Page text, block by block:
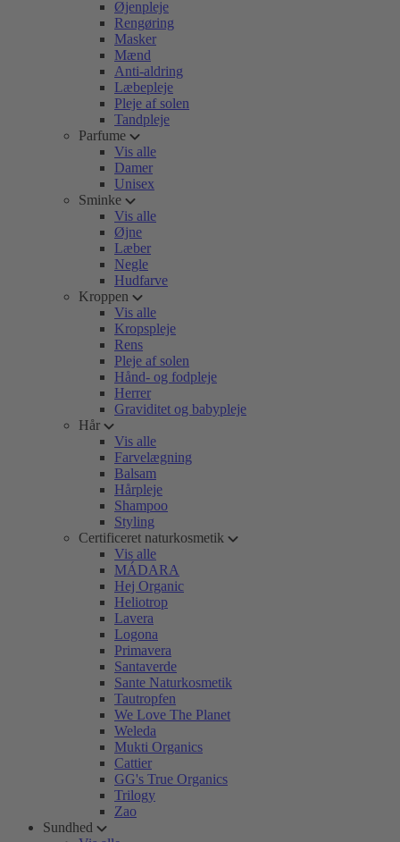
Øjenpleje
Rengøring
Masker
Mænd
Anti-aldring
Læbepleje
Pleje af solen
Tandpleje
Parfume
Vis alle
Damer
Unisex
Sminke
Vis alle
Øjne
Læber
Negle
Hudfarve
Kroppen
Vis alle
Kropspleje
Rens
Pleje af solen
Hånd- og fodpleje
Herrer
Graviditet og babypleje
Hår
Vis alle
Farvelægning
Balsam
Hårpleje
Shampoo
Styling
Certificeret naturkosmetik
Vis alle
MÁDARA
Hej Organic
Heliotrop
Lavera
Logona
Primavera
Santaverde
Sante Naturkosmetik
Tautropfen
We Love The Planet
Weleda
Mukti Organics
Cattier
GG's True Organics
Trilogy
Zao
Sundhed